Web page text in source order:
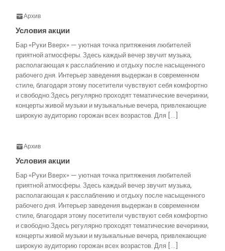
Архив
Условия акции
Бар «Руки Вверх» — уютная точка притяжения любителей
приятной атмосферы. Здесь каждый вечер звучит музыка,
располагающая к расслаблению и отдыху после насыщенного
рабочего дня. Интерьер заведения выдержан в современном
стиле, благодаря этому посетители чувствуют себя комфортно
и свободно.Здесь регулярно проходят тематические вечеринки,
концерты живой музыки и музыкальные вечера, привлекающие
широкую аудиторию горожан всех возрастов. Для […]
Архив
Условия акции
Бар «Руки Вверх» — уютная точка притяжения любителей
приятной атмосферы. Здесь каждый вечер звучит музыка,
располагающая к расслаблению и отдыху после насыщенного
рабочего дня. Интерьер заведения выдержан в современном
стиле, благодаря этому посетители чувствуют себя комфортно
и свободно.Здесь регулярно проходят тематические вечеринки,
концерты живой музыки и музыкальные вечера, привлекающие
широкую аудиторию горожан всех возрастов. Для […]